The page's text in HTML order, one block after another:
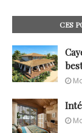
CES